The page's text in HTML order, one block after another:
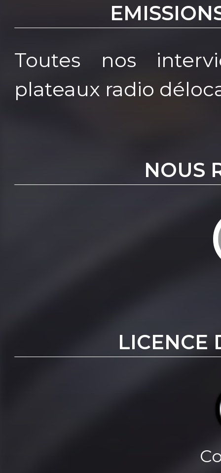
Toutes nos
plateaux radio
NOUS
LICENCE